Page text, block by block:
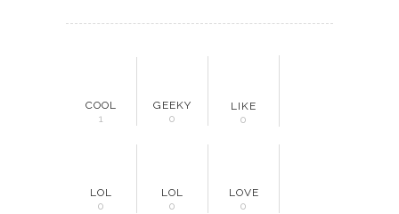
COOL
1
GEEKY
0
LIKE
0
LOL
0
LOL
0
LOVE
0